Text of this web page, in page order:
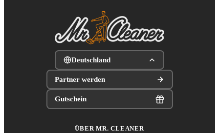
Deutschland
Partner werden
Gutschein
ÜBER MR. CLEANER